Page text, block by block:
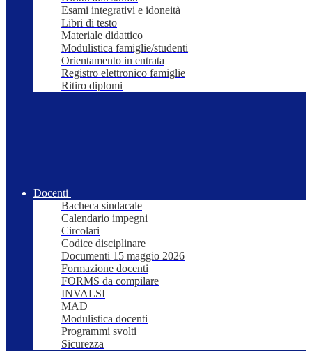
Esami integrativi e idoneità
Libri di testo
Materiale didattico
Modulistica famiglie/studenti
Orientamento in entrata
Registro elettronico famiglie
Ritiro diplomi
Docenti
Bacheca sindacale
Calendario impegni
Circolari
Codice disciplinare
Documenti 15 maggio 2026
Formazione docenti
FORMS da compilare
INVALSI
MAD
Modulistica docenti
Programmi svolti
Sicurezza